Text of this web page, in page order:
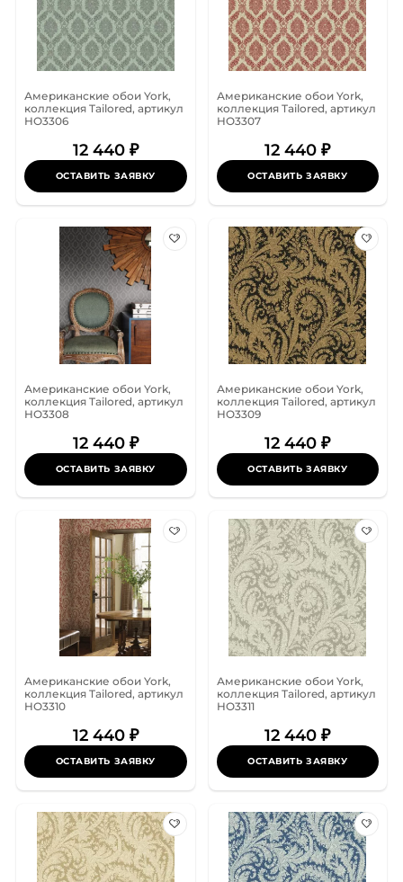
Американские обои York,
коллекция Tailored, артикул
HO3306
12 440 ₽
ОСТАВИТЬ ЗАЯВКУ
Американские обои York,
коллекция Tailored, артикул
HO3307
12 440 ₽
ОСТАВИТЬ ЗАЯВКУ
Американские обои York,
коллекция Tailored, артикул
HO3308
12 440 ₽
ОСТАВИТЬ ЗАЯВКУ
Американские обои York,
коллекция Tailored, артикул
HO3309
12 440 ₽
ОСТАВИТЬ ЗАЯВКУ
Американские обои York,
коллекция Tailored, артикул
HO3310
12 440 ₽
ОСТАВИТЬ ЗАЯВКУ
Американские обои York,
коллекция Tailored, артикул
HO3311
12 440 ₽
ОСТАВИТЬ ЗАЯВКУ